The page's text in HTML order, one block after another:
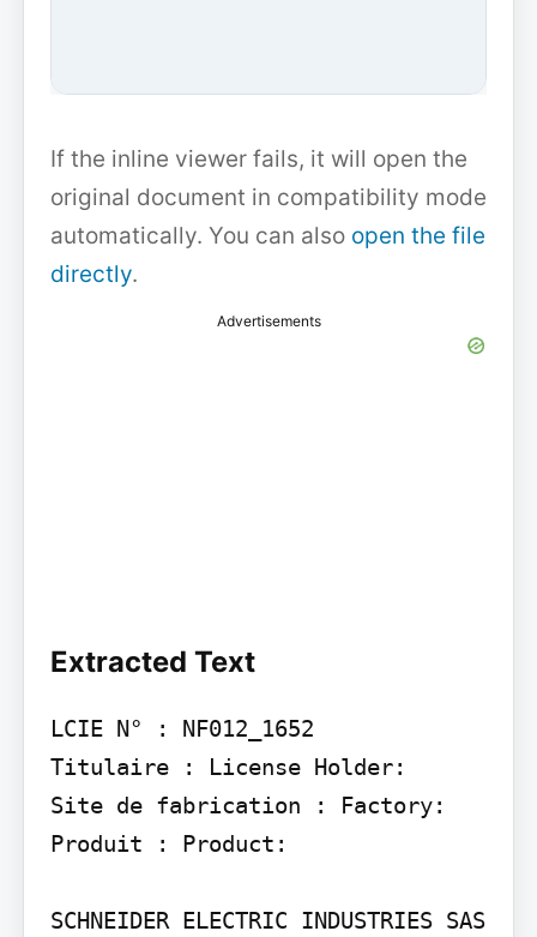
If the inline viewer fails, it will open the
original document in compatibility mode
automatically. You can also open the file
directly.
Advertisements
Extracted Text
LCIE N° : NF012_1652
Titulaire : License Holder:
Site de fabrication : Factory:
Produit : Product:
SCHNEIDER ELECTRIC INDUSTRIES SAS